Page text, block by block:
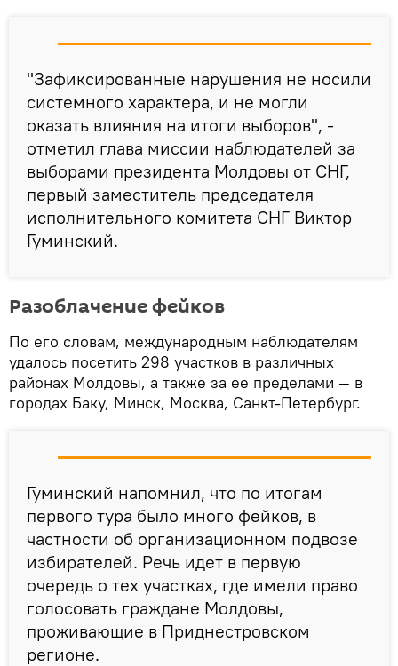
"Зафиксированные нарушения не носили
системного характера, и не могли
оказать влияния на итоги выборов", -
отметил глава миссии наблюдателей за
выборами президента Молдовы от СНГ,
первый заместитель председателя
исполнительного комитета СНГ Виктор
Гуминский.
Разоблачение фейков
По его словам, международным наблюдателям
удалось посетить 298 участков в различных
районах Молдовы, а также за ее пределами — в
городах Баку, Минск, Москва, Санкт-Петербург.
Гуминский напомнил, что по итогам
первого тура было много фейков, в
частности об организационном подвозе
избирателей. Речь идет в первую
очередь о тех участках, где имели право
голосовать граждане Молдовы,
проживающие в Приднестровском
регионе.